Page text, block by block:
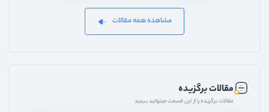
مشاهده همه مقالات
مقالات برگزیده
مقالات برگزیده را از این قسمت میتوانید ببینید